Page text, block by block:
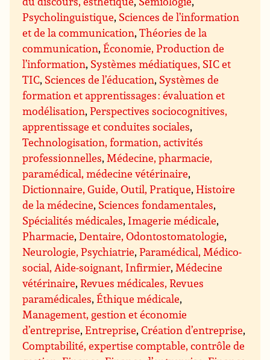
Psycholinguistique, Sciences de l’information
et de la communication,Théories de la
communication,Économie, Production de
l’information, Systèmes médiatiques, SIC et
TIC, Sciences de l’éducation, Systèmes de
formation et apprentissages : évaluation et
modélisation,Perspectives sociocognitives,
apprentissage et conduites sociales,
Technologisation, formation, activités
professionnelles, Médecine, pharmacie,
paramédical, médecine vétérinaire,
Dictionnaire, Guide, Outil, Pratique,Histoire
de la médecine, Sciences fondamentales,
Spécialités médicales, Imagerie médicale,
Pharmacie,Dentaire, Odontostomatologie,
Neurologie, Psychiatrie,Paramédical, Médico-
social, Aide-soignant, Infirmier, Médecine
vétérinaire,Revues médicales, Revues
paramédicales,Éthique médicale,
Management, gestion et économie
d’entreprise,Entreprise,Création d’entreprise,
Comptabilité, expertise comptable, contrôle de